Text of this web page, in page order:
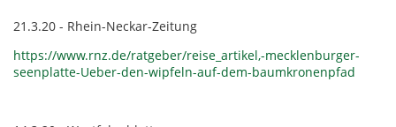
21.3.20 - Rhein-Neckar-Zeitung
https://www.rnz.de/ratgeber/reise_artikel,-mecklenburger-
seenplatte-Ueber-den-wipfeln-auf-dem-baumkronenpfad